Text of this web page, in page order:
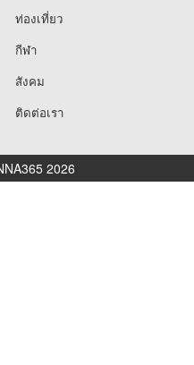
ท่องเที่ยว
กีฬา
สังคม
ติดต่อเรา
2026